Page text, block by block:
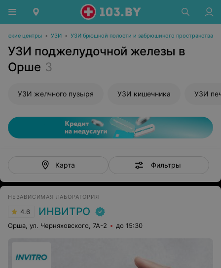
центры • УЗИ • УЗИ брюшной полости и забрюшиного пространства
УЗИ поджелудочной железы в
Орше 3
УЗИ желчного пузыря УЗИ кишечника УЗИ
Карта Фильтры
НЕЗАВИСИМАЯ ЛАБОРАТОРИЯ
4.6 ИНВИТРО
Орша, ул. Черняховского, 7А-2 до 15:30